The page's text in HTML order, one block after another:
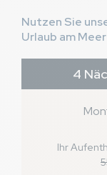
Nutzen Sie
Urlaub am Meer
4
Ihr